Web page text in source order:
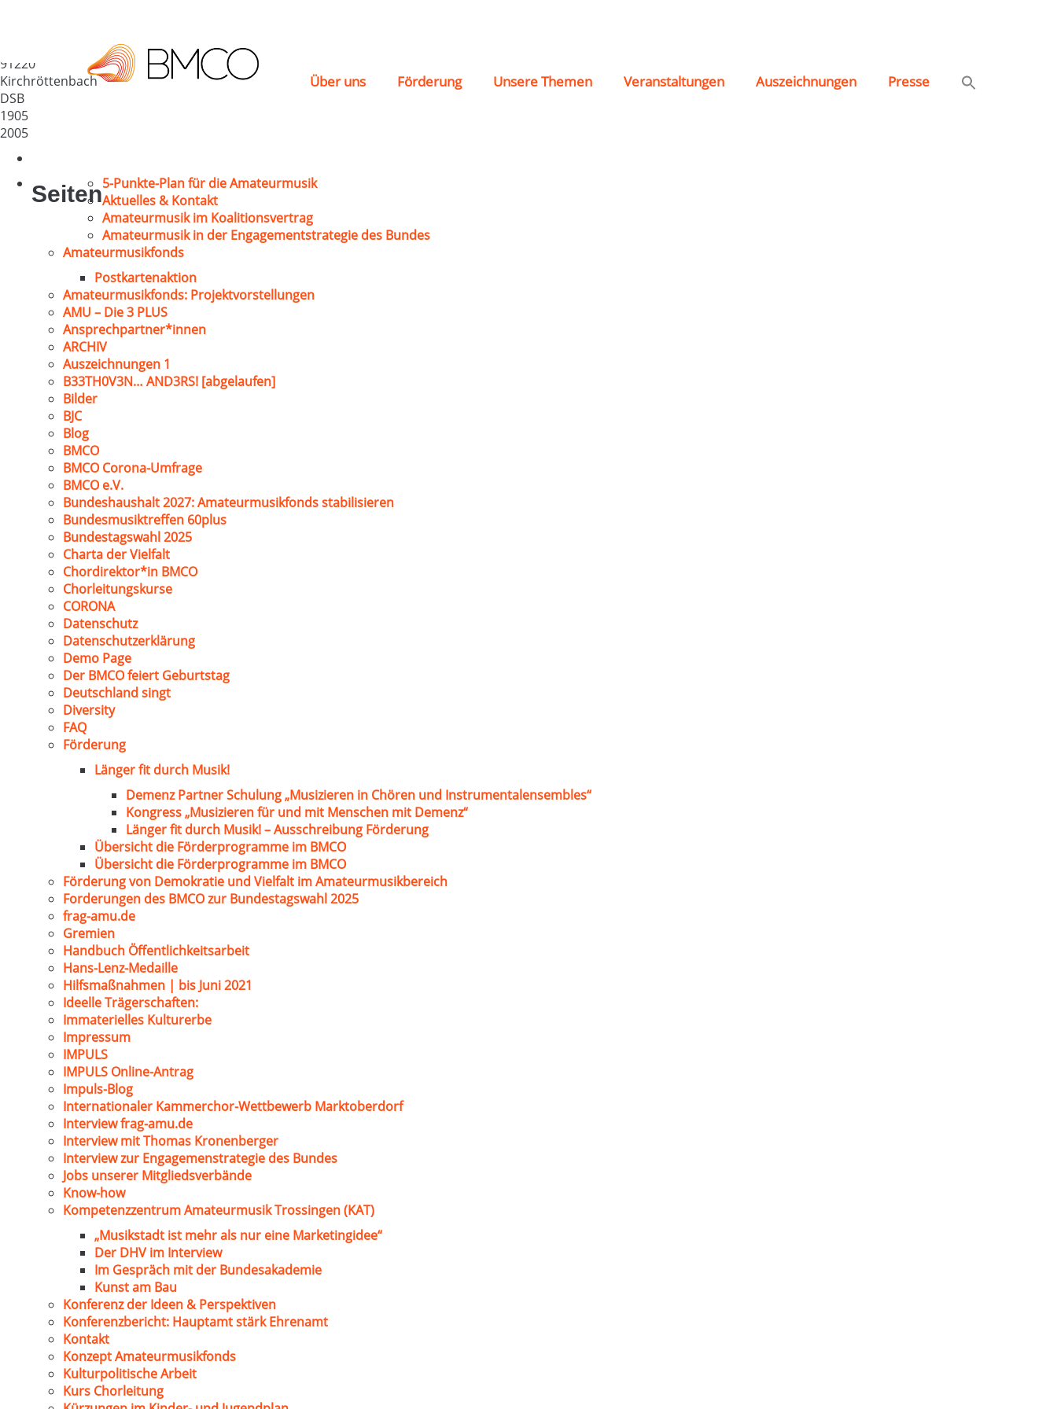
Über uns Förderung Unsere Themen Veranstaltungen Auszeichnungen Presse
91220
Kirchröttenbach
DSB
1905
2005
Seiten5-Punkte-Plan für die Amateurmusik
Aktuelles & Kontakt
Amateurmusik im Koalitionsvertrag
Amateurmusik in der Engagementstrategie des Bundes
Amateurmusikfonds
Postkartenaktion
Amateurmusikfonds: Projektvorstellungen
AMU – Die 3 PLUS
Ansprechpartner*innen
ARCHIV
Auszeichnungen 1
B33TH0V3N… AND3RS! [abgelaufen]
Bilder
BJC
Blog
BMCO
BMCO Corona-Umfrage
BMCO e.V.
Bundeshaushalt 2027: Amateurmusikfonds stabilisieren
Bundesmusiktreffen 60plus
Bundestagswahl 2025
Charta der Vielfalt
Chordirektor*in BMCO
Chorleitungskurse
CORONA
Datenschutz
Datenschutzerklärung
Demo Page
Der BMCO feiert Geburtstag
Deutschland singt
Diversity
FAQ
Förderung
Länger fit durch Musik!
Demenz Partner Schulung „Musizieren in Chören und Instrumentalensembles“
Kongress „Musizieren für und mit Menschen mit Demenz“
Länger fit durch Musik! – Ausschreibung Förderung
Übersicht die Förderprogramme im BMCO
Übersicht die Förderprogramme im BMCO
Förderung von Demokratie und Vielfalt im Amateurmusikbereich
Forderungen des BMCO zur Bundestagswahl 2025
frag-amu.de
Gremien
Handbuch Öffentlichkeitsarbeit
Hans-Lenz-Medaille
Hilfsmaßnahmen | bis Juni 2021
Ideelle Trägerschaften:
Immaterielles Kulturerbe
Impressum
IMPULS
IMPULS Online-Antrag
Impuls-Blog
Internationaler Kammerchor-Wettbewerb Marktoberdorf
Interview frag-amu.de
Interview mit Thomas Kronenberger
Interview zur Engagemenstrategie des Bundes
Jobs unserer Mitgliedsverbände
Know-how
Kompetenzzentrum Amateurmusik Trossingen (KAT)
„Musikstadt ist mehr als nur eine Marketingidee“
Der DHV im Interview
Im Gespräch mit der Bundesakademie
Kunst am Bau
Konferenz der Ideen & Perspektiven
Konferenzbericht: Hauptamt stärk Ehrenamt
Kontakt
Konzept Amateurmusikfonds
Kulturpolitische Arbeit
Kurs Chorleitung